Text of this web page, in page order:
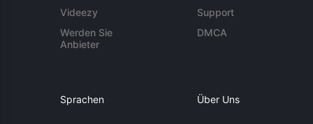
Videezy
Werden Sie
Anbieter
Support
DMCA
Sprachen Über Uns